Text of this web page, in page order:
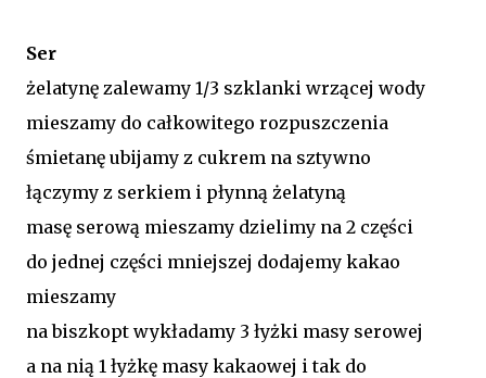
Ser
żelatynę zalewamy 1/3 szklanki wrzącej wody
mieszamy do całkowitego rozpuszczenia
śmietanę ubijamy z cukrem na sztywno
łączymy z serkiem i płynną żelatyną
masę serową mieszamy dzielimy na 2 części
do jednej części mniejszej dodajemy kakao
mieszamy
na biszkopt wykładamy 3 łyżki masy serowej
a na nią 1 łyżkę masy kakaowej i tak do